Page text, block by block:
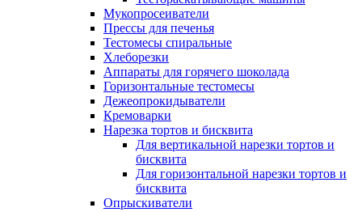
Мукопросеиватели
Прессы для печенья
Тестомесы спиральные
Хлеборезки
Аппараты для горячего шоколада
Горизонтальные тестомесы
Дежеопрокидыватели
Кремоварки
Нарезка тортов и бисквита
Для вертикальной нарезки тортов и
бисквита
Для горизонтальной нарезки тортов и
бисквита
Опрыскиватели